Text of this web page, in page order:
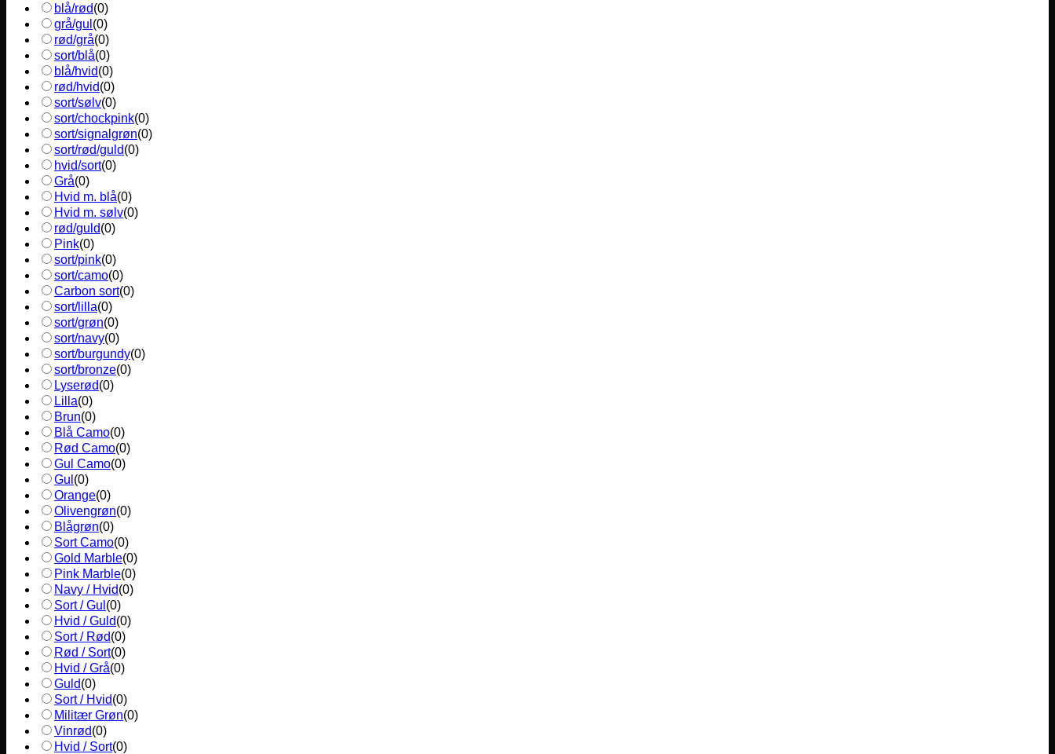
blå/rød(0)
grå/gul (0)
rød/grå(0)
sort/blå(0)
blå/hvid(0)
rød/hvid(0)
sort/sølv(0)
sort/chockpink(0)
sort/signalgrøn(0)
sort/rød/guld(0)
hvid/sort(0)
Grå(0)
Hvid m. blå(0)
Hvid m. sølv(0)
rød/guld(0)
Pink(0)
sort/pink(0)
sort/camo(0)
Carbon sort(0)
sort/lilla(0)
sort/grøn(0)
sort/navy(0)
sort/burgundy(0)
sort/bronze(0)
Lyserød(0)
Lilla(0)
Brun(0)
Blå Camo(0)
Rød Camo(0)
Gul Camo(0)
Gul (0)
Orange(0)
Olivengrøn(0)
Blågrøn(0)
Sort Camo(0)
Gold Marble(0)
Pink Marble(0)
Navy / Hvid(0)
Sort / Gul (0)
Hvid / Guld(0)
Sort / Rød(0)
Rød / Sort(0)
Hvid / Grå(0)
Guld(0)
Sort / Hvid(0)
Militær Grøn(0)
Vinrød(0)
Hvid / Sort(0)